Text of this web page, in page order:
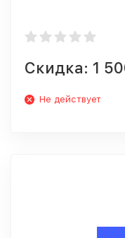
Скидка: 1
Не действует